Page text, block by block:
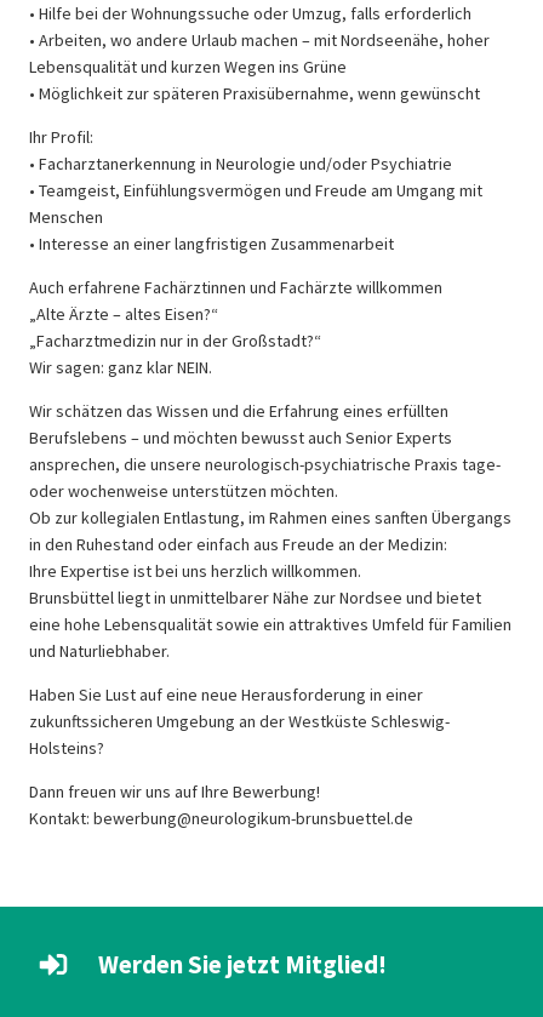
• Hilfe bei der Wohnungssuche oder Umzug, falls erforderlich
• Arbeiten, wo andere Urlaub machen – mit Nordseenähe, hoher
Lebensqualität und kurzen Wegen ins Grüne
• Möglichkeit zur späteren Praxisübernahme, wenn gewünscht
Ihr Profil:
• Facharztanerkennung in Neurologie und/oder Psychiatrie
• Teamgeist, Einfühlungsvermögen und Freude am Umgang mit
Menschen
• Interesse an einer langfristigen Zusammenarbeit
Auch erfahrene Fachärztinnen und Fachärzte willkommen
„Alte Ärzte – altes Eisen?“
„Facharztmedizin nur in der Großstadt?“
Wir sagen: ganz klar NEIN.
Wir schätzen das Wissen und die Erfahrung eines erfüllten
Berufslebens – und möchten bewusst auch Senior Experts
ansprechen, die unsere neurologisch-psychiatrische Praxis tage-
oder wochenweise unterstützen möchten.
Ob zur kollegialen Entlastung, im Rahmen eines sanften Übergangs
in den Ruhestand oder einfach aus Freude an der Medizin:
Ihre Expertise ist bei uns herzlich willkommen.
Brunsbüttel liegt in unmittelbarer Nähe zur Nordsee und bietet
eine hohe Lebensqualität sowie ein attraktives Umfeld für Familien
und Naturliebhaber.
Haben Sie Lust auf eine neue Herausforderung in einer
zukunftssicheren Umgebung an der Westküste Schleswig-
Holsteins?
Dann freuen wir uns auf Ihre Bewerbung!
Kontakt: bewerbung@neurologikum-brunsbuettel.de
Werden Sie jetzt Mitglied!